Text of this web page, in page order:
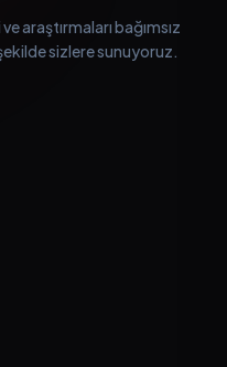
araştırmaları bağımsız
sizlere sunuyoruz.